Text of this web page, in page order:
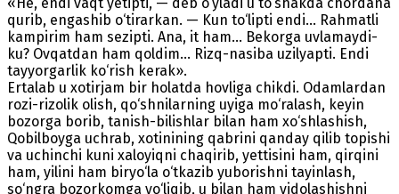
qurib, engashib o‘tirarkan. — Kun to‘lipti endi... Rahmatli
kampirim ham sezipti. Ana, it ham... Bekorga uvlamaydi-
ku? Ovqatdan ham qoldim... Rizq-nasiba uzilyapti. Endi
tayyorgarlik ko‘rish kerak».
Ertalab u xotirjam bir holatda hovliga chikdi. Odamlardan
rozi-rizolik olish, qo‘shnilarning uyiga mo‘ralash, keyin
bozorga borib, tanish-bilishlar bilan ham xo‘shlashish,
Qobilboyga uchrab, xotinining qabrini qanday qilib topishi
va uchinchi kuni xaloyiqni chaqirib, yettisini ham, qirqini
ham, yilini ham biryo‘la o‘tkazib yuborishni tayinlash,
so‘ngra bozorkomga yo‘liqib, u bilan ham vidolashishni